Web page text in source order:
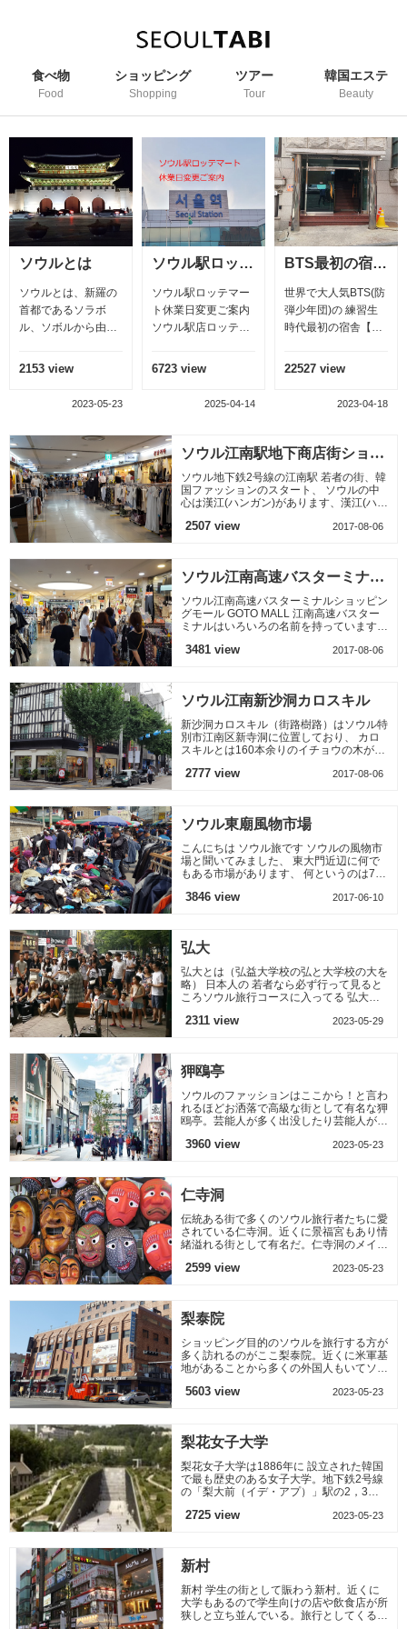
食べ物
Food
ショッピング
Shopping
ツアー
Tour
韓国エステ
Beauty
ソウルとは
ソウルとは、新羅の
首都であるソラボ
ル、ソボルから由来
ルという発音からソ
ようになった
2153 view
2023-05-23
ソウル駅ロッテマート休業日変更ご案内
ソウル駅ロッテマー
ト休業日変更ご案内
ソウル駅店ロッテマ
になります。 ソウル
ョッ
6723 view
2025-04-14
BTS最初の宿舎 青の家
世界で大人気BTS(防
弾少年団)の 練習生
時代最初の宿舎【青
22527 view
2023-04-18
ソウル江南駅地下商店街ショッ
ピングモール
ソウル地下鉄2号線の江南駅 若者の街、韓
国ファッションのスタート、 ソウルの中
心は漢江(ハンガン)があります、漢江(ハン
ます 明洞、南大門、
2507 view 2017-08-06
ソウル江南高速バスターミナル
ショッピングモール GOTO M
ソウル江南高速バスターミナルショッピン
グモール GOTO MALL 江南高速バスター
ミナルはいろいろの名前を持っています。
高速バスターミナルまたは
3481 view 2017-08-06
ソウル江南新沙洞カロスキル
新沙洞カロスキル（街路樹路）はソウル特
別市江南区新寺洞に位置しており、 カロ
スキルとは160本余りのイチョウの木が道
２年前にはおしゃれ
2777 view 2017-08-06
ソウル東廟風物市場
こんにちは ソウル旅です ソウルの風物市
場と聞いてみました、 東大門近辺に何で
もある市場があります、 何というのは70
を直して 必要な人
3846 view 2017-06-10
弘大
弘大とは（弘益大学校の弘と大学校の大を
略） 日本人の 若者なら必ず行って見ると
ころソウル旅行コースに入ってる 弘大街
に弘益大学校があり、
2311 view 2023-05-29
狎鴎亭
ソウルのファッションはここから！と言わ
れるほどお洒落で高級な街として有名な狎
鴎亭。芸能人が多く出没したり芸能人が立
以降、多くのソウル
3960 view 2023-05-23
仁寺洞
伝統ある街で多くのソウル旅行者たちに愛
されている仁寺洞。近くに景福宮もあり情
緒溢れる街として有名だ。仁寺洞のメイン
多くの品が並んでい
2599 view 2023-05-23
梨泰院
ショッピング目的のソウルを旅行する方が
多く訪れるのがここ梨泰院。近くに米軍基
地があることから多くの外国人もいてソウ
テルを中心に小さな
5603 view 2023-05-23
梨花女子大学
梨花女子大学は1886年に 設立された韓国
で最も歴史のある女子大学。地下鉄2号線
の「梨大前（イデ・アプ）」駅の2，3番
リートで、この通りから左
2725 view 2023-05-23
新村
新村 学生の街として賑わう新村。近くに
大学もあるので学生向けの店や飲食店が所
狭しと立ち並んでいる。旅行としてくる人